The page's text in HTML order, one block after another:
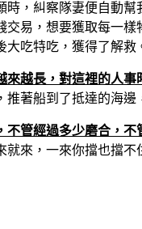
，糾察隊妻便自動
易，想要獲取每一
吃特吃，獲得了解救
來越長，對這裡的人
著船到了抵達的海邊
管經過多少磨合，
就來，一來你擋也擋